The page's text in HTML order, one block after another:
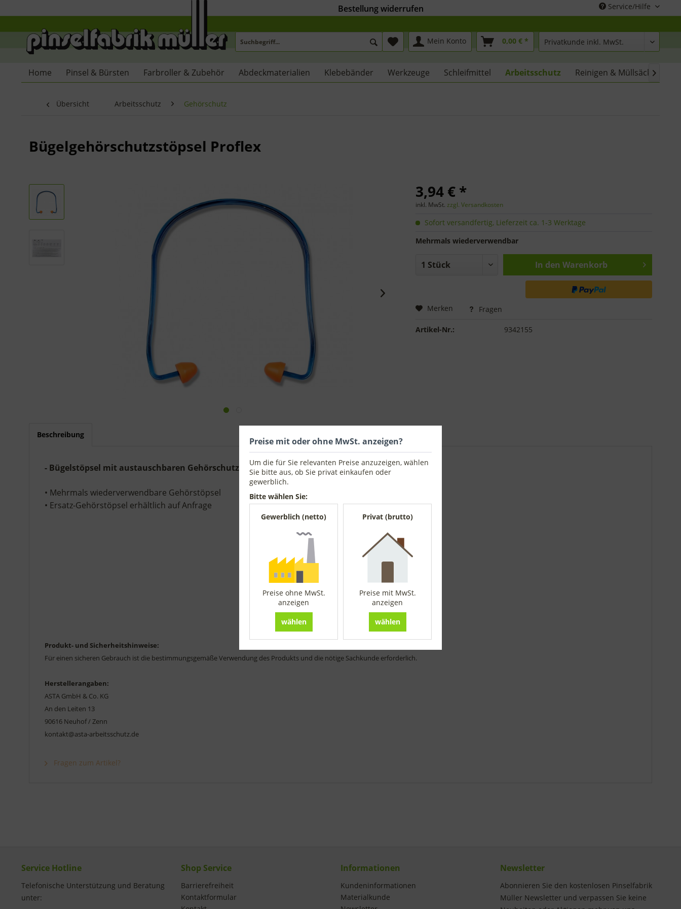
Service/Hilfe
Mein Konto 0,00 € *
Home Pinsel & Bürsten Farbroller & Zubehör Abdeckmaterialien Klebebänder Werkzeuge Schleifmittel Arbeitsschutz Reinigen & Müllsäcke

Übersicht Arbeitsschutz Gehörschutz
Bügelgehörschutzstöpsel Proflex
3,94 € *
inkl. MwSt. zzgl. Versandkosten
Sofort versandfertig, Lieferzeit ca. 1-3 Werktage
Mehrmals wiederverwendbar
In den Warenkorb
Merken Fragen
Artikel-Nr.: 9342155
Beschreibung
- Bügelstöpsel mit austauschbaren Gehörschutzstöpseln -
• Mehrmals wiederverwendbare Gehörstöpsel
• Ersatz-Gehörstöpsel erhältlich auf Anfrage
Produkt- und Sicherheitshinweise:
Für einen sicheren Gebrauch ist die bestimmungsgemäße Verwendung des Produkts und die nötige Sachkunde erforderlich.
Herstellerangaben:
ASTA GmbH & Co. KG
An den Leiten 13
90616 Neuhof / Zenn
kontakt@asta-arbeitsschutz.de
Fragen zum Artikel?
Service Hotline
Telefonische Unterstützung und Beratung
unter:
Shop Service
Barrierefreiheit
Kontaktformular
Informationen
Kundeninformationen
Materialkunde
Newsletter
Abonnieren Sie den kostenlosen Pinselfabrik
Müller Newsletter und verpassen Sie keine
Bestellung widerrufen
Preise mit oder ohne MwSt. anzeigen?
Um die für Sie relevanten Preise anzuzeigen, wählen
Sie bitte aus, ob Sie privat einkaufen oder
gewerblich.
Bitte wählen Sie:
Gewerblich (netto)
Preise ohne MwSt.
anzeigen
wählen
Privat (brutto)
Preise mit MwSt.
anzeigen
wählen